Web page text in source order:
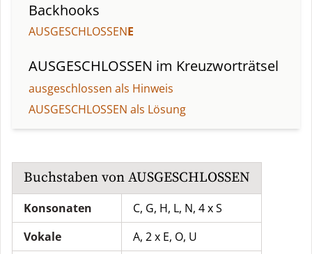
Backhooks
AUSGESCHLOSSENE
AUSGESCHLOSSEN im Kreuzworträtsel
ausgeschlossen als Hinweis
AUSGESCHLOSSEN als Lösung
Buchstaben von AUSGESCHLOSSEN
Konsonaten
C, G, H, L, N, 4 x S
Vokale
A, 2 x E, O, U